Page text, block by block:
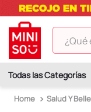
¿Qué
Salud Y